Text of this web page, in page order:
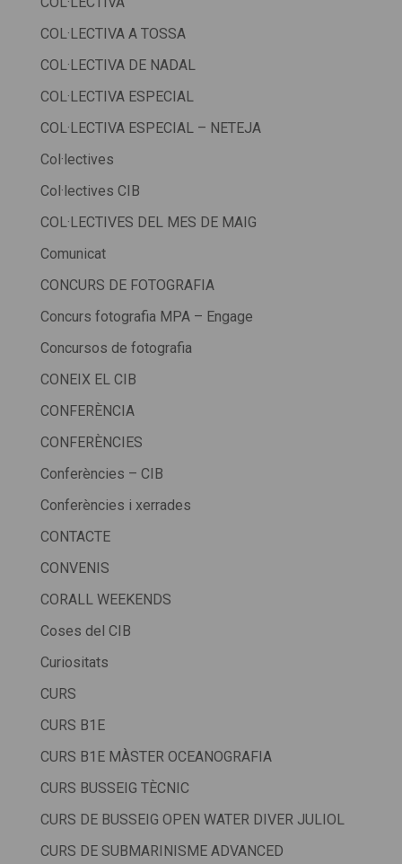
COL·LECTIVA A TOSSA
COL·LECTIVA DE NADAL
COL·LECTIVA ESPECIAL
COL·LECTIVA ESPECIAL – NETEJA
Col·lectives
Col·lectives CIB
COL·LECTIVES DEL MES DE MAIG
Comunicat
CONCURS DE FOTOGRAFIA
Concurs fotografia MPA – Engage
Concursos de fotografia
CONEIX EL CIB
CONFERÈNCIA
CONFERÈNCIES
Conferències – CIB
Conferències i xerrades
CONTACTE
CONVENIS
CORALL WEEKENDS
Coses del CIB
Curiositats
CURS
CURS B1E
CURS B1E MÀSTER OCEANOGRAFIA
CURS BUSSEIG TÈCNIC
CURS DE BUSSEIG OPEN WATER DIVER JULIOL
CURS DE SUBMARINISME ADVANCED